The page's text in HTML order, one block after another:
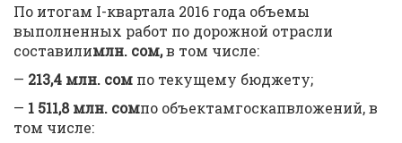
По итогам I-квартала 2016 года объемы
выполненных работ по дорожной отрасли
составилимлн. сом,в том числе:
— 213,4 млн. сом по текущему бюджету;
— 1 511,8млн. сомпо объектамгоскапвложений, в
том числе: